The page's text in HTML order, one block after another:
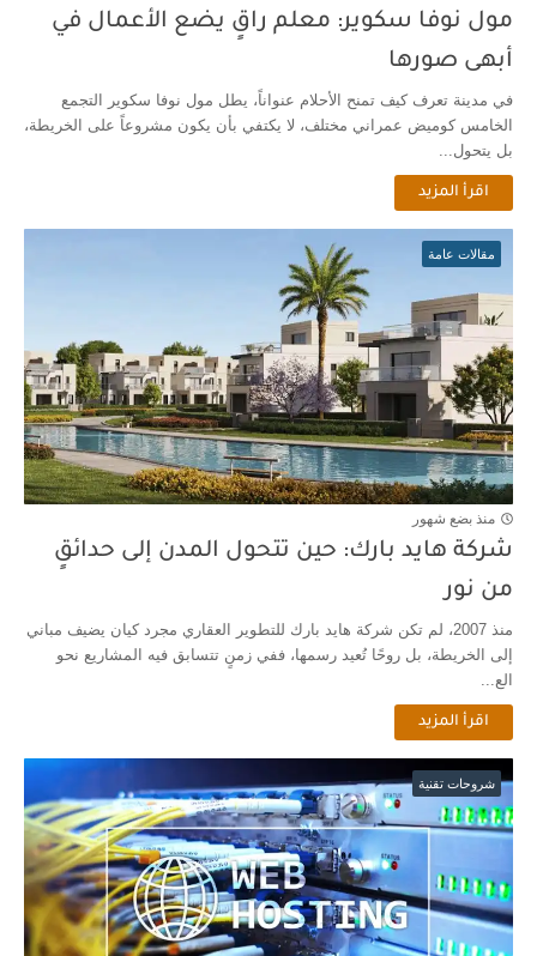
مول نوفا سكوير: معلم راقٍ يضع الأعمال في
أبهى صورها
في مدينة تعرف كيف تمنح الأحلام عنواناً، يطل مول نوفا سكوير التجمع
الخامس كوميض عمراني مختلف، لا يكتفي بأن يكون مشروعاً على الخريطة،
بل يتحول...
اقرأ المزيد
مقالات عامة
منذ بضع شهور
شركة هايد بارك: حين تتحول المدن إلى حدائقٍ
من نور
منذ 2007، لم تكن شركة هايد بارك للتطوير العقاري مجرد كيان يضيف مباني
إلى الخريطة، بل روحًا تُعيد رسمها، ففي زمنٍ تتسابق فيه المشاريع نحو
الع...
اقرأ المزيد
شروحات تقنية